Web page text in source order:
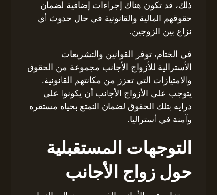
ذلك، قد تكون هناك إجراءات إضافية لضمان
حقوقهم المالية والقانونية في حال حدوث أي
نزاع بين الزوجين.
في الختام، توفر القوانين والتشريعات
الأسترالية للأزواج الأجانب مجموعة من الحقوق
والامتيازات التي تعزز من مكانتهم القانونية.
يتوجب على الأزواج الأجانب أن يكونوا على
دراية بتلك الحقوق لضمان التمتع بحياة مستقرة
وآمنة في أستراليا.
التوجهات المستقبلية
حول زواج الأجانب